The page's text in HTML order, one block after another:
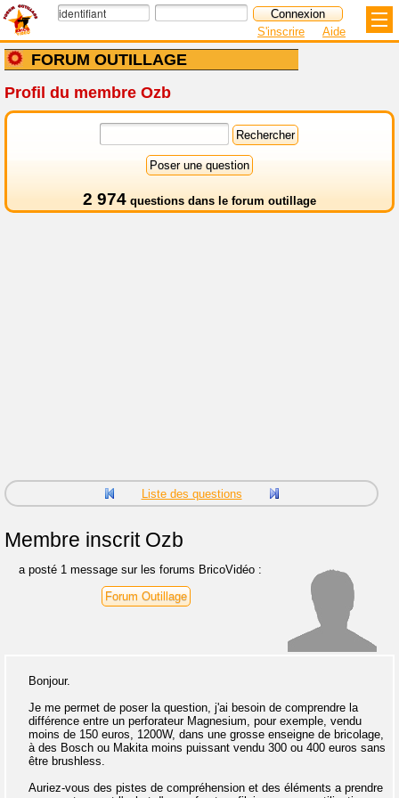
FORUM OUTILLAGE
S'inscrire Aide
Profil du membre Ozb
2 974 questions dans le forum outillage
Liste des questions
Membre inscritOzb
a posté 1 message sur les forums BricoVidéo :
Forum Outillage
Bonjour.
Je me permet de poser la question, j'ai besoin de comprendre la
différence entre un perforateur Magnesium, pour exemple, vendu
moins de 150 euros, 1200W, dans une grosse enseigne de bricolage,
à des Bosch ou Makita moins puissant vendu 300 ou 400 euros sans
être brushless.
Auriez-vous des pistes de compréhension et des éléments a prendre